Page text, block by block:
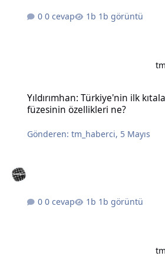
0 cevap 1b görüntü
Yıldırımhan: Türkiye'nin ilk
füzesinin özellikleri ne?
Gönderen:tm_haberci, 5 Mayıs
0 cevap 1b görüntü